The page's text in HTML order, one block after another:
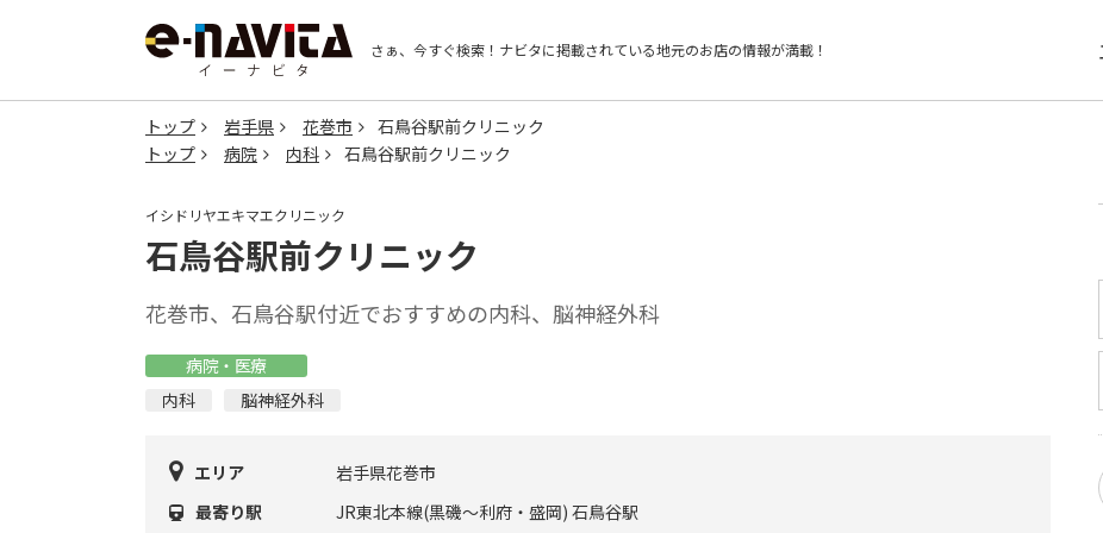
さぁ、今すぐ検索！ ナビタに掲載されている地元のお店の情報が満載！
トップ 岩手県 花巻市
石鳥谷駅前クリニック
トップ
病院 内科 石鳥谷駅前クリニック
イシドリヤエキマエクリニック
石鳥谷駅前クリニック
花巻市、石鳥谷駅付近でおすすめの内科、脳神経外科
病院・医療
内科
脳神経外科
エリア
岩手県花巻市
最寄り駅
JR東北本線(黒磯～利府・盛岡) 石鳥谷駅